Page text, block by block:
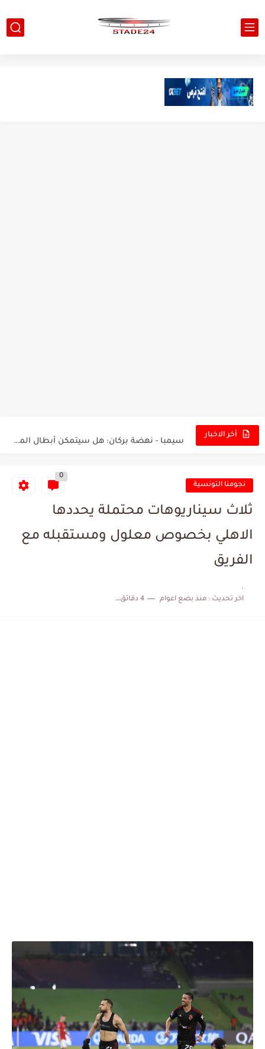
أخر الاخبار
البرنامج الكامل لنهائي البطولة بين الاتحاد المنستيري والنادي الإفريقي
كابتن مانشستر يونايتد يدعم حنبعل المجبري
نجومنا التونسية
0
ثلاث سيناريوهات محتملة يحددها
الاهلي بخصوص معلول ومستقبله مع
الفريق
.
اخر تحديث :منذ بضع اعوام 4 دقائق للقراءة